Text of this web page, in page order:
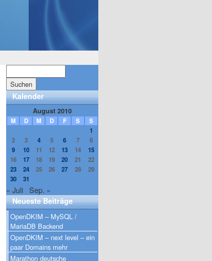
Kalender
August 2010
M D M D F S
S
1
2
3 4 5 6 7
8
9
10 11 12 13 14
15
16
17 18 19 20 21
22
23
24 25 26 27 28
29
30
31
« Juli Sep. »
Neueste Beiträge
OpenDKIM – MySQL /
MariaDB Backend
OpenDKIM – next level – ein
paar Domains mehr
Marathon deutsche